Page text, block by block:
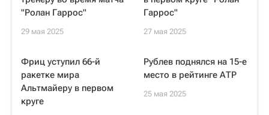
"Ролан Гаррос"
29 мая 2025
Гаррос"
27 мая 2025
Фриц уступил 66-й
ракетке мира
Альтмайеру в первом
круге
Рублев поднялся на 15-е
место в рейтинге АТР
25 мая 2025